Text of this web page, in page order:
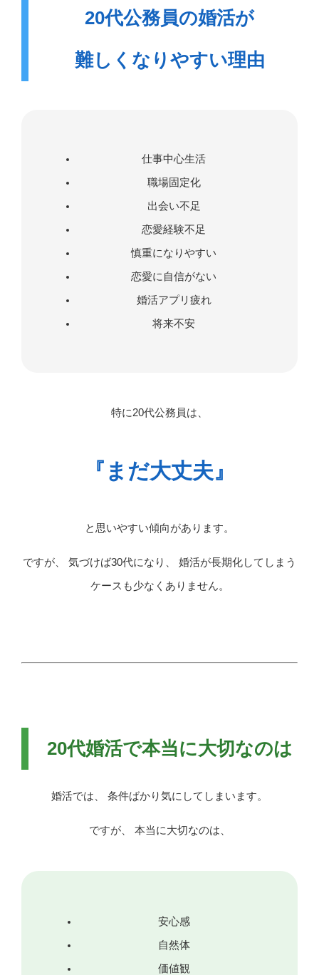
20代公務員の婚活が
難しくなりやすい理由
仕事中心生活
職場固定化
出会い不足
恋愛経験不足
慎重になりやすい
恋愛に自信がない
婚活アプリ疲れ
将来不安
特に20代公務員は、
『まだ大丈夫』
と思いやすい傾向があります。
ですが、 気づけば30代になり、 婚活が長期化してしまう
ケースも少なくありません。
20代婚活で本当に大切なのは
婚活では、 条件ばかり気にしてしまいます。
ですが、 本当に大切なのは、
安心感
自然体
価値観